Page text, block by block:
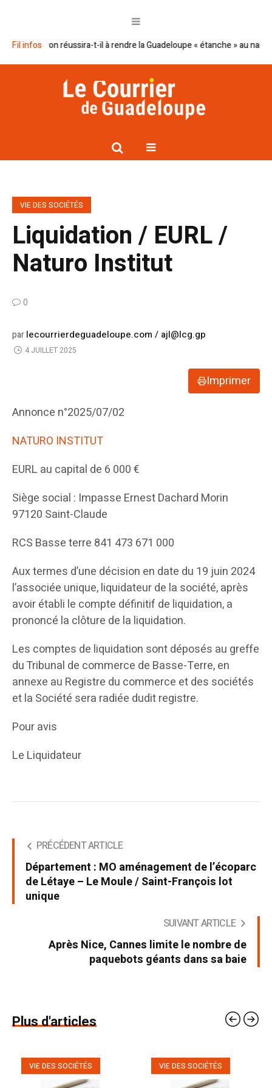
Fil infos
Macron réussira-t-il à rendre la Guadeloupe « étanche » au
VIE DES SOCIÉTÉS
Liquidation / EURL /
Naturo Institut
0
parlecourrierdeguadeloupe.com / ajl@lcg.gp
4 JUILLET 2025
Imprimer
Annonce n°2025/07/02
NATURO INSTITUT
EURL au capital de 6 000 €
Siège social : Impasse Ernest Dachard Morin
97120 Saint-Claude
RCS Basse terre 841 473 671 000
Aux termes d’une décision en date du 19 juin 2024
l’associée unique, liquidateur de la société, après
avoir établi le compte définitif de liquidation, a
prononcé la clôture de la liquidation.
Les comptes de liquidation sont déposés au greffe
du Tribunal de commerce de Basse-Terre, en
annexe au Registre du commerce et des sociétés
et la Société sera radiée dudit registre.
Pour avis
Le Liquidateur
PRÉCÉDENT ARTICLE
Département : MO aménagement de l’écoparc
de Létaye – Le Moule / Saint-François lot
unique
SUIVANT ARTICLE
Après Nice, Cannes limite le nombre de
paquebots géants dans sa baie
Plus d'articles
VIE DES SOCIÉTÉS VIE DES SOCIÉTÉS